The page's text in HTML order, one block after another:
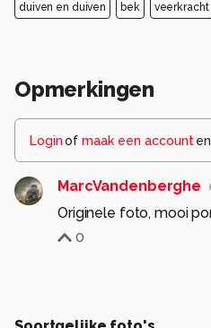
duiven en duiven bek veerkracht
Opmerkingen
Loginof maak een account
MarcVandenberghe
Originele foto, mooi
0